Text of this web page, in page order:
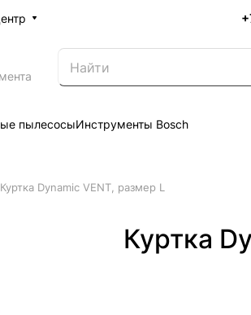
пылесосыИнструменты Bosch
Куртка Dynamic VENT, размер L
Куртка